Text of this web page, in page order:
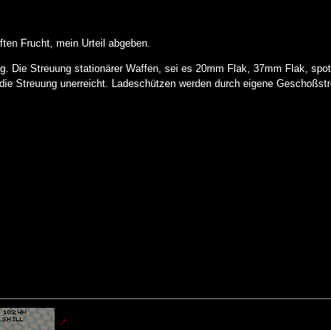
Frucht, mein Urteil abgeben.
Die Streuung stationärer Waffen, sei es 20mm Flak, 37mm Flak,
Streuung unerreicht. Ladeschützen werden durch eigene